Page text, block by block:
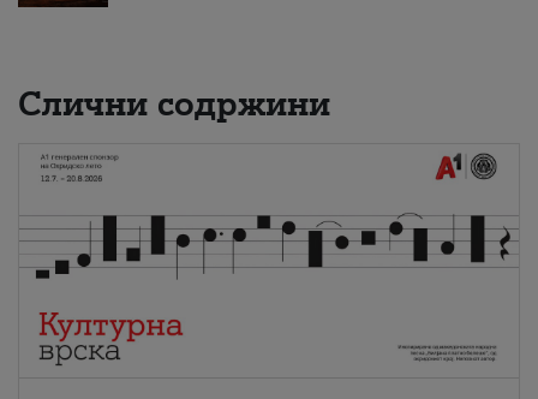
Слични содржини